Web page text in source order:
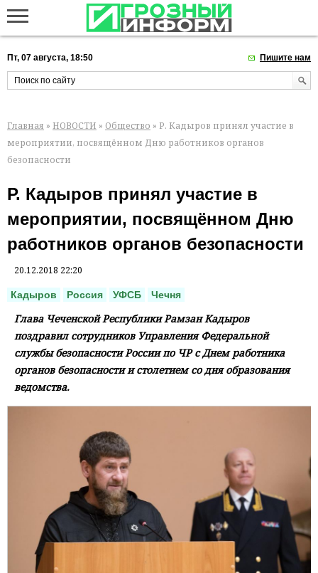
Пт, 07 августа, 18:50 Пишите нам
Главная » НОВОСТИ » Общество » Р. Кадыров принял участие в
мероприятии, посвящённом Дню работников органов
безопасности
Р. Кадыров принял участие в
мероприятии, посвящённом Дню
работников органов безопасности
20.12.2018 22:20
Кадыров Россия УФСБ Чечня
Глава Чеченской Республики Рамзан Кадыров
поздравил сотрудников Управления Федеральной
службы безопасности России по ЧР с Днем работника
органов безопасности и столетием со дня образования
ведомства.